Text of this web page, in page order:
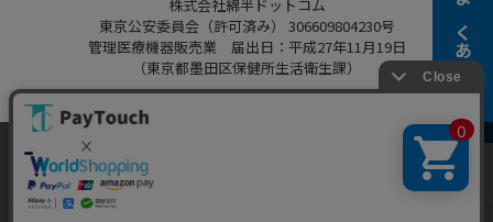
よくある質問
株式会社綿半ドットコム
東京公安委員会（許可済み） 306609804230号
管理医療機器販売業 届出日：平成27年11月19日
（東京都墨田区保健所生活衛生課）
Copyright 2022
Powered by Watahan Partners Co., Ltd.
当ウェブサイトでは、お客様により良いサービス
をご提供するため、クッキーを利用しています。
サイト利用を継続することにより、クッキーの使
同意する